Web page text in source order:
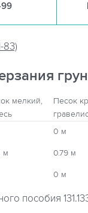
83)
мелкий,
Песок
0 м
м 0.79 м
0 м
пособия